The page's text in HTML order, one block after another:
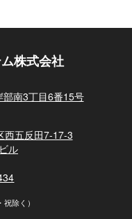
株式会社
南3丁目6番15号
西五反田7-17-3
ル
除く）